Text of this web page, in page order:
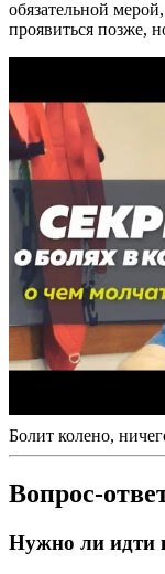
обязательной
проявиться позже,
Болит колено,
Вопрос-
Нужно ли идти